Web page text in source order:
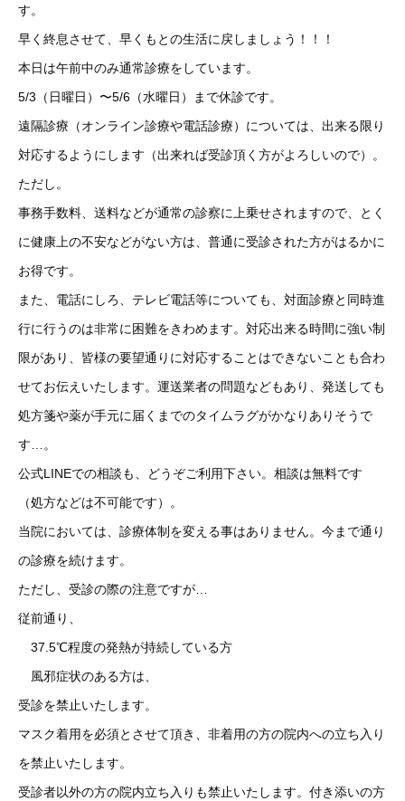
す。
早く終息させて、早くもとの生活に戻しましょう！！！
本日は午前中のみ通常診療をしています。
5/3（日曜日）〜5/6（水曜日）まで休診です。
遠隔診療（オンライン診療や電話診療）については、出来る限り
対応するようにします（出来れば受診頂く方がよろしいので）。
ただし。
事務手数料、送料などが通常の診察に上乗せされますので、とく
に健康上の不安などがない方は、普通に受診された方がはるかに
お得です。
また、電話にしろ、テレビ電話等についても、対面診療と同時進
行に行うのは非常に困難をきわめます。対応出来る時間に強い制
限があり、皆様の要望通りに対応することはできないことも合わ
せてお伝えいたします。運送業者の問題などもあり、発送しても
処方箋や薬が手元に届くまでのタイムラグがかなりありそうで
す…。
公式LINEでの相談も、どうぞご利用下さい。相談は無料です
（処方などは不可能です）。
当院においては、診療体制を変える事はありません。今まで通り
の診療を続けます。
ただし、受診の際の注意ですが…
従前通り、
37.5℃程度の発熱が持続している方
風邪症状のある方は、
受診を禁止いたします。
マスク着用を必須とさせて頂き、非着用の方の院内への立ち入り
を禁止いたします。
受診者以外の方の院内立ち入りも禁止いたします。付き添いの方